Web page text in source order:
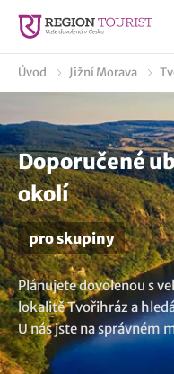
Úvod Jižní Morava
Doporučené
okolí
pro skupiny
Plánujete dovolenou s
lokalitě Tvořihráz a
U nás jste na správném
skupiny 12, 20, 25, 30,